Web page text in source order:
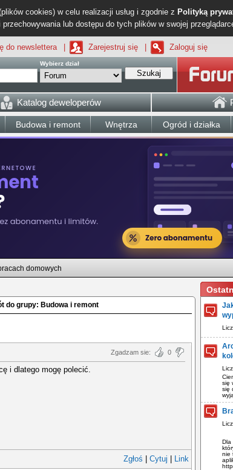
cookies) w celu realizacji usług i zgodnie z Polityką
lub dostępu do tych plików w swojej
do newslettera Zarejestruj się Zaloguj się
Wybierz dział
Szukaj
Katalog deweloperów
Budowa i remont Wnętrza Ogród i działka
domowych
do grupy: Budowa i remont
Zgadzam sie: 0
i dlatego mogę polecić.
Zgłoś Cytuj Link
się
się
Dla
nie